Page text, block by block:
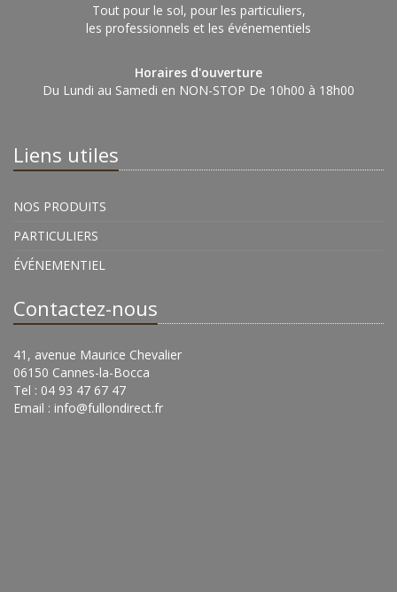
Tout pour le sol, pour les particuliers,
les professionnels et les événementiels
Horaires d'ouverture
Du Lundi au Samedi en NON-STOP De 10h00 à 18h00
Liens utiles
NOS PRODUITS
PARTICULIERS
ÉVÉNEMENTIEL
Contactez-nous
41, avenue Maurice Chevalier
06150 Cannes-la-Bocca
Tel : 04 93 47 67 47
Email : info@fullondirect.fr